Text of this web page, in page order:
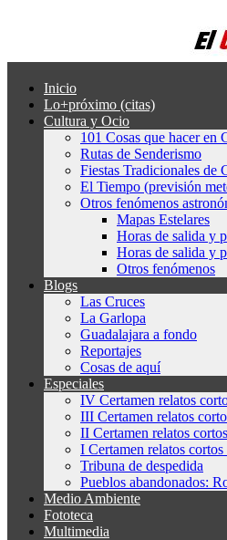
Inicio
Lo+próximo (citas)
Cultura y Ocio
101 Cosas que hacer en
Rutas de Senderismo
Fiestas Tradicionales de
El Tiempo (previsión
Otros fenómenos
Mapas Estelares
Horas de salida y
Horas de salida y
Otros fenómenos
Blogs
Las Cruces
La Garlopa
Guadalajara a fondo
Reportajes
Cosas de aquí
Especiales
IV Certamen relatos
III Certamen relatos
II Certamen relatos
I Certamen relatos
Tribuna de despedida
Pueblos abandonados:
Medio Ambiente
Fototeca
Multimedia